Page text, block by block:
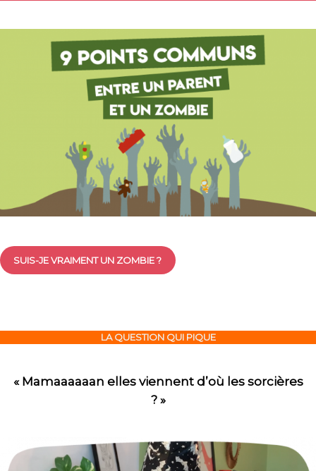
SUIS-JE VRAIMENT UN ZOMBIE ?
LA QUESTION QUI PIQUE
« Mamaaaaaan elles viennent d’où les sorcières
? »